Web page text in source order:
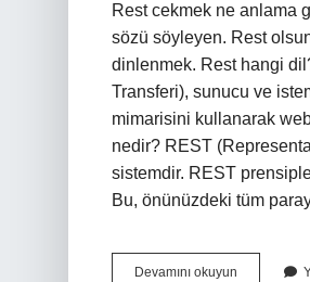
Rest cekmek ne anlama
sözü söyleyen. Rest
dinlenmek. Rest hangi
Transferi), sunucu ve
mimarisini kullanarak
nedir? REST
sistemdir. REST
Bu, önünüzdeki tüm
Devamını okuyun